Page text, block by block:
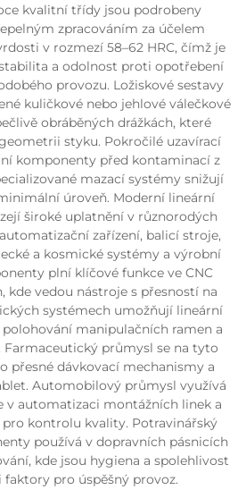
kvalitní třídy jsou podrobeny
zpracováním za účelem
v rozmezí 58–62 HRC, čímž je
a odolnost proti opotřebení
provozu. Ložiskové sestavy
kuličkové nebo jehlové válečkové
obráběných drážkách, které
styku. Pokročilé uzavírací
komponenty před kontaminací z
mazací systémy snižují
úroveň. Moderní lineární
široké uplatnění v různorodých
zařízení, balicí stroje,
a kosmické systémy a výrobní
plní klíčové funkce ve CNC
kde vedou nástroje s přesností na
systémech umožňují lineární
polohování manipulačních ramen a
Farmaceutický průmysl se na tyto
přesné dávkovací mechanismy a
Automobilový průmysl využívá
v automatizaci montážních linek a
kontrolu kvality. Potravinářský
používá v dopravních pásnicích
kde jsou hygiena a spolehlivost
pro úspěšný provoz.